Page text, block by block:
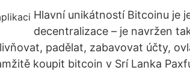
Hlavní unikátností Bitcoinu je
decentralizace – je navržen
padělat, zabavovat účty,
koupit bitcoin v Srí Lanka